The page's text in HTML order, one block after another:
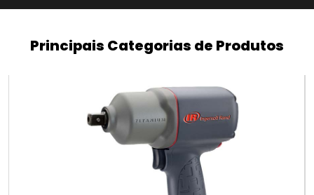
Principais Categorias de Produtos